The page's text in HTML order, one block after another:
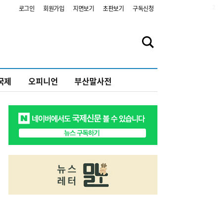
로그인 회원가입 지면보기 초판보기 구독신청
제 오피니언 부산말사전